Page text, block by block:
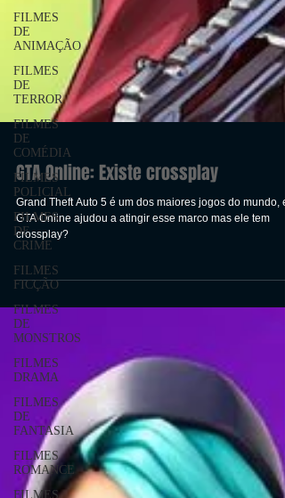
FILMES
DE
ANIMAÇÃO
FILMES
DE
TERROR
FILMES
DE
COMÉDIA
FILMES
POLICIAL
FILMES
DE
CRIME
FILMES
FICÇÃO
FILMES
DE
MONSTROS
FILMES
DRAMA
FILMES
DE
FANTASIA
FILMES
ROMANCE
FILMES
GTA Online: Existe crossplay
Grand Theft Auto 5 é um dos maiores jogos do mundo, e
crossplay?